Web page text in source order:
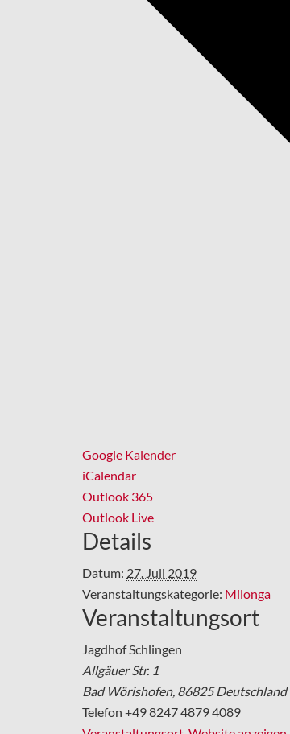
Google Kalender
iCalendar
Outlook 365
Outlook Live
Details
Datum: 27. Juli 2019
Veranstaltungskategorie: Milonga
Veranstaltungsort
Jagdhof Schlingen
Allgäuer Str. 1
Bad Wörishofen, 86825 Deutschland
Telefon +49 8247 4879 4089